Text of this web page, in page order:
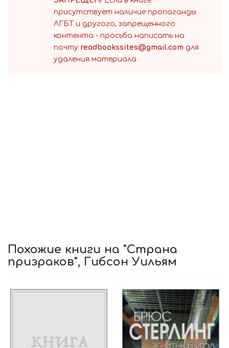
присутствует наличие пропаганды
ЛГБТ и другого, запрещенного
контента - просьба написать на
почту readbookssites@gmail.com для
удаления материала
Похожие книги на "Страна
призраков", Гибсон Уильям